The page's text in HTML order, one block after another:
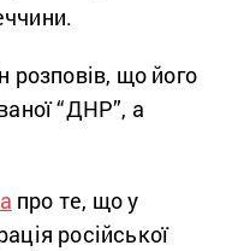
розповів, що його
“ДНР”, а
про те, що у
російської